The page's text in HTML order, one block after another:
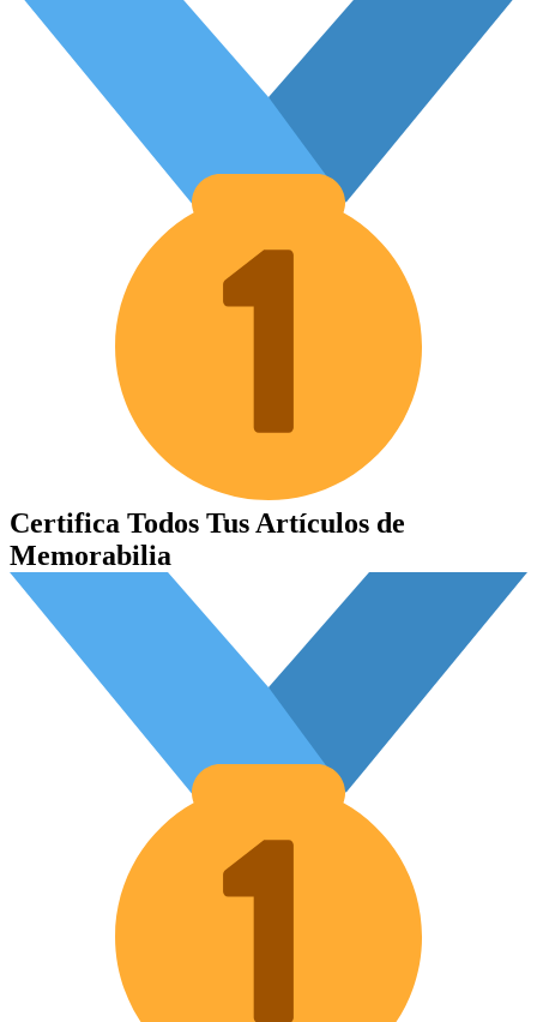
Certifica Todos Tus Artículos de
Memorabilia